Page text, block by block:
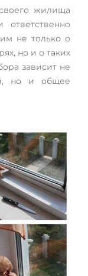
жилища
не только о
но и о таких
зависит не
но и общее